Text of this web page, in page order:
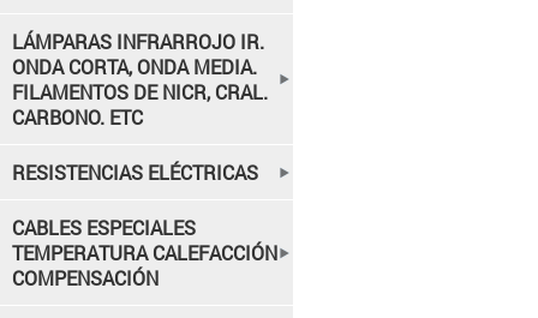
LÁMPARAS INFRARROJO IR.
ONDA CORTA, ONDA MEDIA.
FILAMENTOS DE NICR, CRAL.
CARBONO. ETC
RESISTENCIAS ELÉCTRICAS
CABLES ESPECIALES
TEMPERATURA CALEFACCIÓN
COMPENSACIÓN